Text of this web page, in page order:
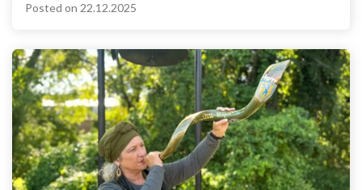
Posted on 22.12.2025